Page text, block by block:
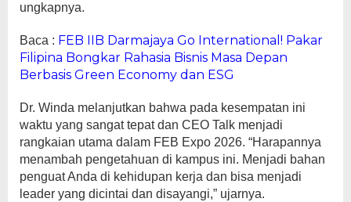
ungkapnya.
Baca : FEB IIB Darmajaya Go International! Pakar
Filipina Bongkar Rahasia Bisnis Masa Depan
Berbasis Green Economy dan ESG
Dr. Winda melanjutkan bahwa pada kesempatan ini
waktu yang sangat tepat dan CEO Talk menjadi
rangkaian utama dalam FEB Expo 2026. “Harapannya
menambah pengetahuan di kampus ini. Menjadi bahan
penguat Anda di kehidupan kerja dan bisa menjadi
leader yang dicintai dan disayangi,” ujarnya.